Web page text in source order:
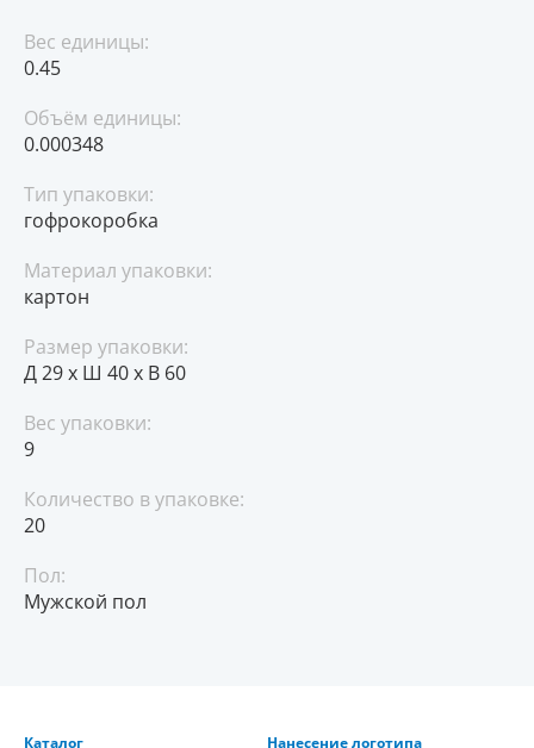
Вес единицы:
0.45
Объём единицы:
0.000348
Тип упаковки:
гофрокоробка
Материал упаковки:
картон
Размер упаковки:
Д 29 x Ш 40 x В 60
Вес упаковки:
9
Количество в упаковке:
20
Пол:
Мужской пол
Каталог Нанесение логотипа